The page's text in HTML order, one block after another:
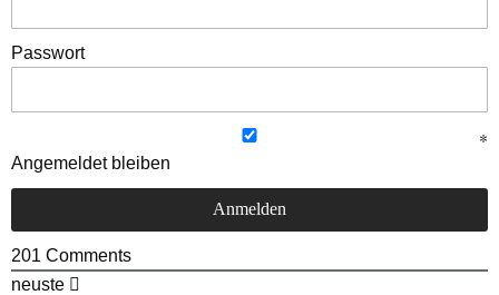
Passwort
Angemeldet bleiben
201 Comments
neuste